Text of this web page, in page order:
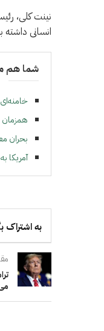
نینت کلی،
انسانی
شما هم
همزمان
بحران
آمریکا
به اشتراک